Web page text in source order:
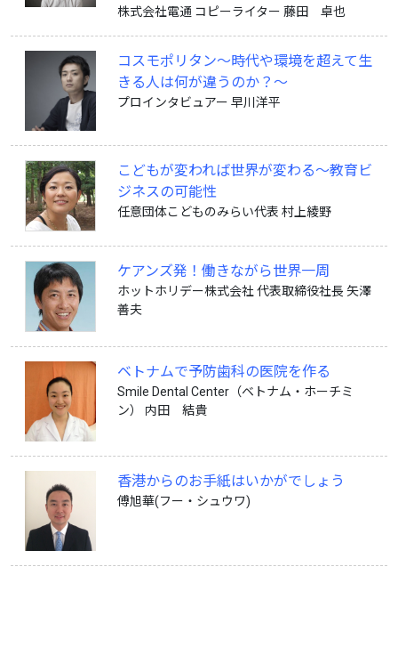
株式会社電通 コピーライター 藤田 卓也
コスモポリタン〜時代や環境を超えて生
きる人は何が違うのか？〜
プロインタビュアー 早川洋平
こどもが変われば世界が変わる〜教育ビ
ジネスの可能性
任意団体こどものみらい代表 村上綾野
ケアンズ発！働きながら世界一周
ホットホリデー株式会社 代表取締役社長 矢澤
善夫
ベトナムで予防歯科の医院を作る
Smile Dental Center（ベトナム・ホーチミ
ン） 内田 結貴
香港からのお手紙はいかがでしょう
傅旭華(フー・シュウワ)